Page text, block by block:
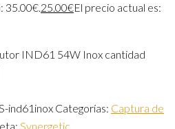
35.00€.25.00€El precio actual es:
IND61 54W Inox cantidad
ind61inox Categorías: Captura de
Synergetic